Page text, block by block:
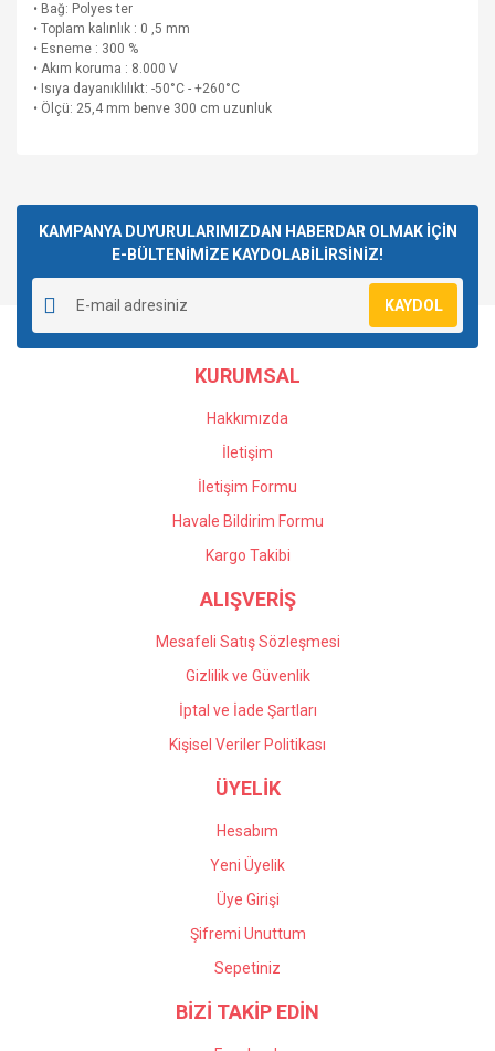
• Bağ: Polyes ter
• Toplam kalınlık : 0 ,5 mm
• Esneme : 300 %
• Akım koruma : 8.000 V
• Isıya dayanıklılıkt: -50°C - +260°C
• Ölçü: 25,4 mm benve 300 cm uzunluk
Yorum Yaz
kullanarak tarafımıza iletebilirsiniz.
Görüş ve önerileriniz için teşekkür ederiz.
Ürün resmi kalitesiz, bozuk veya görüntülenemiyor.
Ürün açıklamasında eksik bilgiler bulunuyor.
Ürün bilgilerinde hatalar bulunuyor.
Ürün fiyatı diğer sitelerden daha pahalı.
Gönder
KAMPANYA DUYURULARIMIZDAN HABERDAR OLMAK İÇİN
E-BÜLTENİMİZE KAYDOLABİLİRSİNİZ!
KAYDOL
KURUMSAL
Hakkımızda
İletişim
İletişim Formu
Havale Bildirim Formu
Kargo Takibi
ALIŞVERİŞ
Mesafeli Satış Sözleşmesi
Gizlilik ve Güvenlik
İptal ve İade Şartları
Kişisel Veriler Politikası
ÜYELİK
Hesabım
Yeni Üyelik
Üye Girişi
Şifremi Unuttum
Sepetiniz
BİZİ TAKİP EDİN